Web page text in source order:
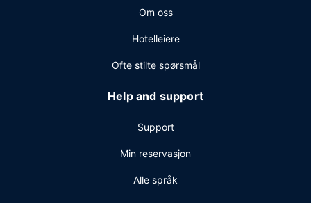
Om oss
Hotelleiere
Ofte stilte spørsmål
Help and support
Support
Min reservasjon
Alle språk